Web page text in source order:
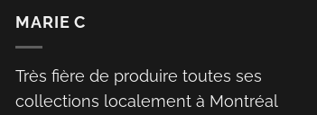
MARIE C
Très fière de produire toutes ses
collections localement à Montréal